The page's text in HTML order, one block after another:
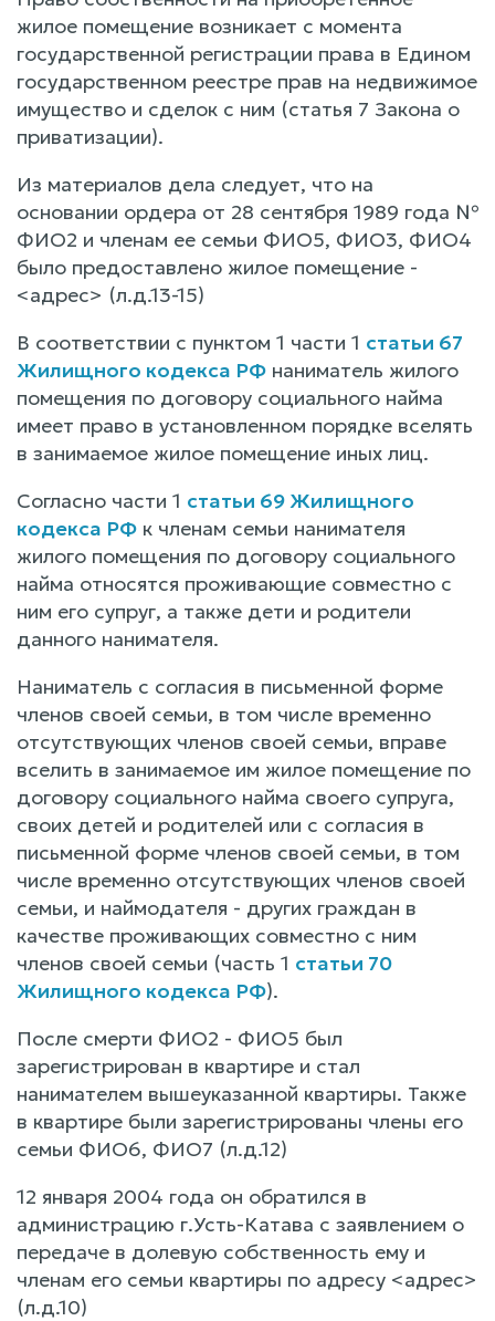
жилое помещение возникает с момента
государственной регистрации права в Едином
государственном реестре прав на недвижимое
имущество и сделок с ним (статья 7 Закона о
приватизации).
Из материалов дела следует, что на
основании ордера от 28 сентября 1989 года №
ФИО2 и членам ее семьи ФИО5, ФИО3, ФИО4
было предоставлено жилое помещение -
<адрес> (л.д.13-15)
В соответствии с пунктом 1 части 1 статьи 67
Жилищного кодекса РФ наниматель жилого
помещения по договору социального найма
имеет право в установленном порядке вселять
в занимаемое жилое помещение иных лиц.
Согласно части 1 статьи 69 Жилищного
кодекса РФ к членам семьи нанимателя
жилого помещения по договору социального
найма относятся проживающие совместно с
ним его супруг, а также дети и родители
данного нанимателя.
Наниматель с согласия в письменной форме
членов своей семьи, в том числе временно
отсутствующих членов своей семьи, вправе
вселить в занимаемое им жилое помещение по
договору социального найма своего супруга,
своих детей и родителей или с согласия в
письменной форме членов своей семьи, в том
числе временно отсутствующих членов своей
семьи, и наймодателя - других граждан в
качестве проживающих совместно с ним
членов своей семьи (часть 1 статьи 70
Жилищного кодекса РФ).
После смерти ФИО2 - ФИО5 был
зарегистрирован в квартире и стал
нанимателем вышеуказанной квартиры. Также
в квартире были зарегистрированы члены его
семьи ФИО6, ФИО7 (л.д.12)
12 января 2004 года он обратился в
администрацию г.Усть-Катава с заявлением о
передаче в долевую собственность ему и
членам его семьи квартиры по адресу <адрес>
(л.д.10)